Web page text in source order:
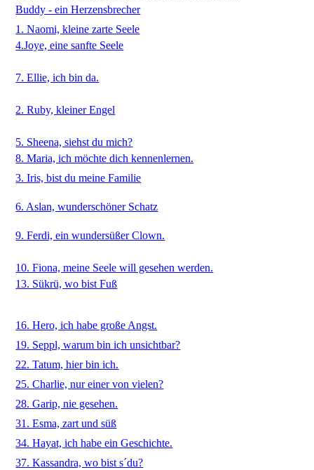
Buddy - ein Herzensbrecher
1. Naomi, kleine zarte Seele
4.Joye, eine sanfte Seele
7. Ellie, ich bin da.
2. Ruby, kleiner Engel
5. Sheena, siehst du mich?
8. Maria, ich möchte dich kennenlernen.
3. Iris, bist du meine Familie
6. Aslan, wunderschöner Schatz
9. Ferdi, ein wundersüßer Clown.
10. Fiona, meine Seele will gesehen werden.
13. Sükrü, wo bist Fuß
16. Hero, ich habe große Angst.
19. Seppl, warum bin ich unsichtbar?
22. Tatum, hier bin ich.
25. Charlie, nur einer von vielen?
28. Garip, nie gesehen.
31. Esma, zart und süß
34. Hayat, ich habe ein Geschichte.
37. Kassandra, wo bist s´du?